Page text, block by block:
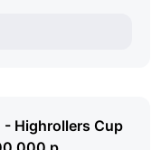
Highrollers Cup